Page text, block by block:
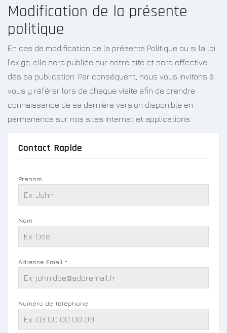
Modification de la présente
politique
En cas de modification de la présente Politique ou si la loi
l’exige, elle sera publiée sur notre site et sera effective
dès sa publication. Par conséquent, nous vous invitons à
vous y référer lors de chaque visite afin de prendre
connaissance de sa dernière version disponible en
permanence sur nos sites Internet et applications.
Contact Rapide
Prenom
Nom
Adresse Email *
Numéro de téléphone